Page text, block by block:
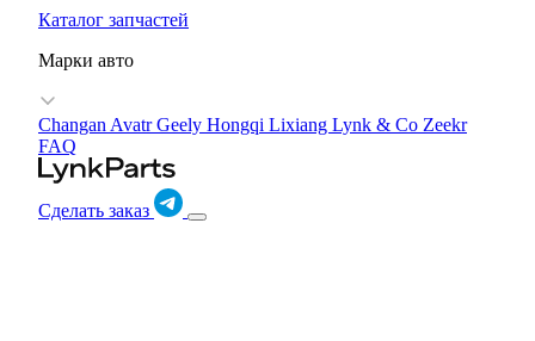
Каталог запчастей
Марки авто
Changan AvatrGeely Hongqi Lixiang Lynk & Co Zeekr
FAQ
Сделать заказ